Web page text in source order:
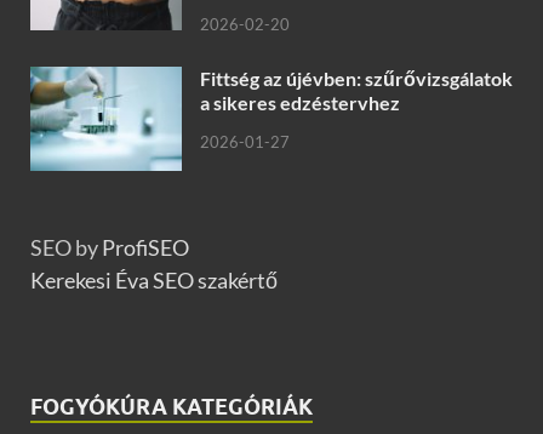
2026-02-20
Fittség az újévben: szűrővizsgálatok
a sikeres edzéstervhez
2026-01-27
SEO byProfiSEO
Kerekesi Éva SEO szakértő
FOGYÓKÚRA KATEGÓRIÁK